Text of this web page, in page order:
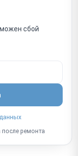
сбой
после ремонта